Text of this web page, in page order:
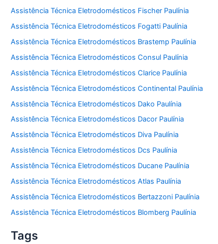
Assistência Técnica Eletrodomésticos Fischer Paulínia
Assistência Técnica Eletrodomésticos Fogatti Paulínia
Assistência Técnica Eletrodomésticos Brastemp Paulínia
Assistência Técnica Eletrodomésticos Consul Paulínia
Assistência Técnica Eletrodomésticos Clarice Paulínia
Assistência Técnica Eletrodomésticos Continental Paulínia
Assistência Técnica Eletrodomésticos Dako Paulínia
Assistência Técnica Eletrodomésticos Dacor Paulínia
Assistência Técnica Eletrodomésticos Diva Paulínia
Assistência Técnica Eletrodomésticos Dcs Paulínia
Assistência Técnica Eletrodomésticos Ducane Paulínia
Assistência Técnica Eletrodomésticos Atlas Paulínia
Assistência Técnica Eletrodomésticos Bertazzoni Paulínia
Assistência Técnica Eletrodomésticos Blomberg Paulínia
Tags